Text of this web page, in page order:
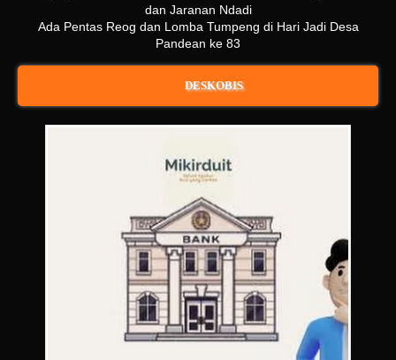
dan Jaranan Ndadi
Ada Pentas Reog dan Lomba Tumpeng di Hari Jadi Desa
Pandean ke 83
DESKOBIS